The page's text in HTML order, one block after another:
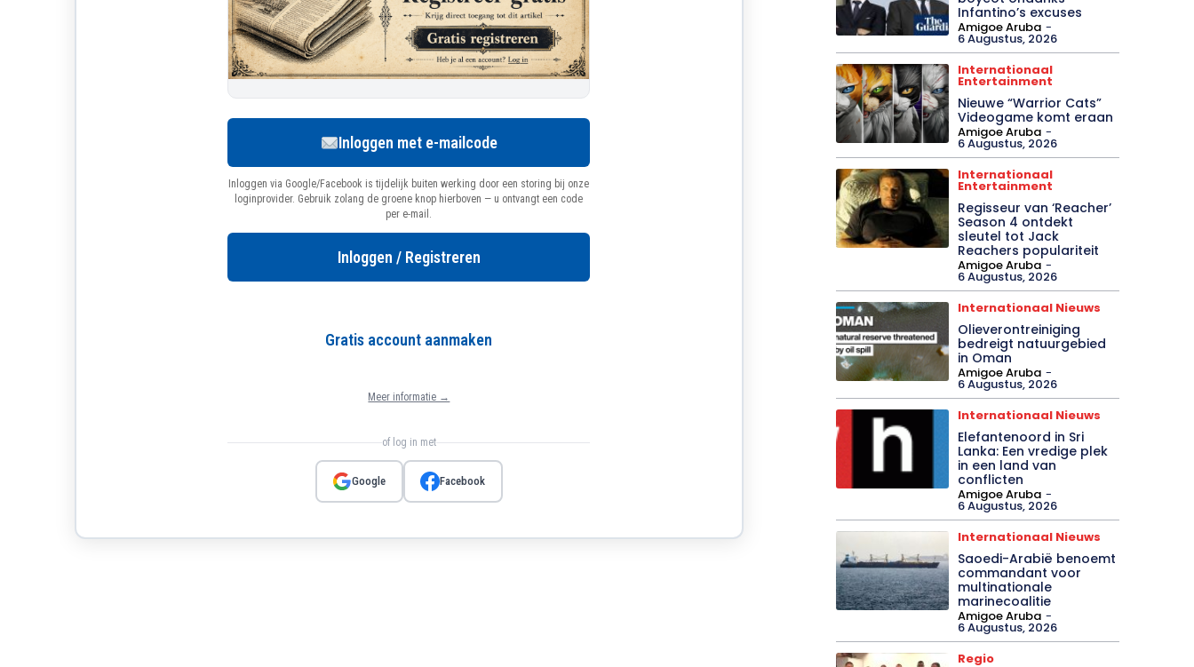
Inloggen met e-mailcode
Inloggen via Google/Facebook is tijdelijk buiten werking door een storing bij onze
loginprovider. Gebruik zolang de groene knop hierboven — u ontvangt een code
per e-mail.
Inloggen / Registreren
Gratis account aanmaken
Meer informatie →
of log in met
Google Facebook
Lokaal
UEFA bevestigt WK-
boycot ondanks
Infantino’s excuses
Amigoe Aruba -
Internationaal
Entertainment
Nieuwe “Warrior Cats”
Videogame komt eraan
Amigoe Aruba -
Internationaal
Entertainment
Regisseur van ‘Reacher’
Season 4 ontdekt
sleutel tot Jack
Reachers populariteit
6 Augustus, 2026
Internationaal Nieuws
Olieverontreiniging
bedreigt natuurgebied
in Oman
6 Augustus, 2026
Internationaal Nieuws
Elefantenoord in Sri
Lanka: Een vredige plek
in een land van
conflicten
6 Augustus, 2026
Internationaal Nieuws
Saoedi-Arabië benoemt
commandant voor
multinationale
marinecoalitie